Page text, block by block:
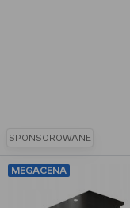
SPONSOROWANE
MEGACENA